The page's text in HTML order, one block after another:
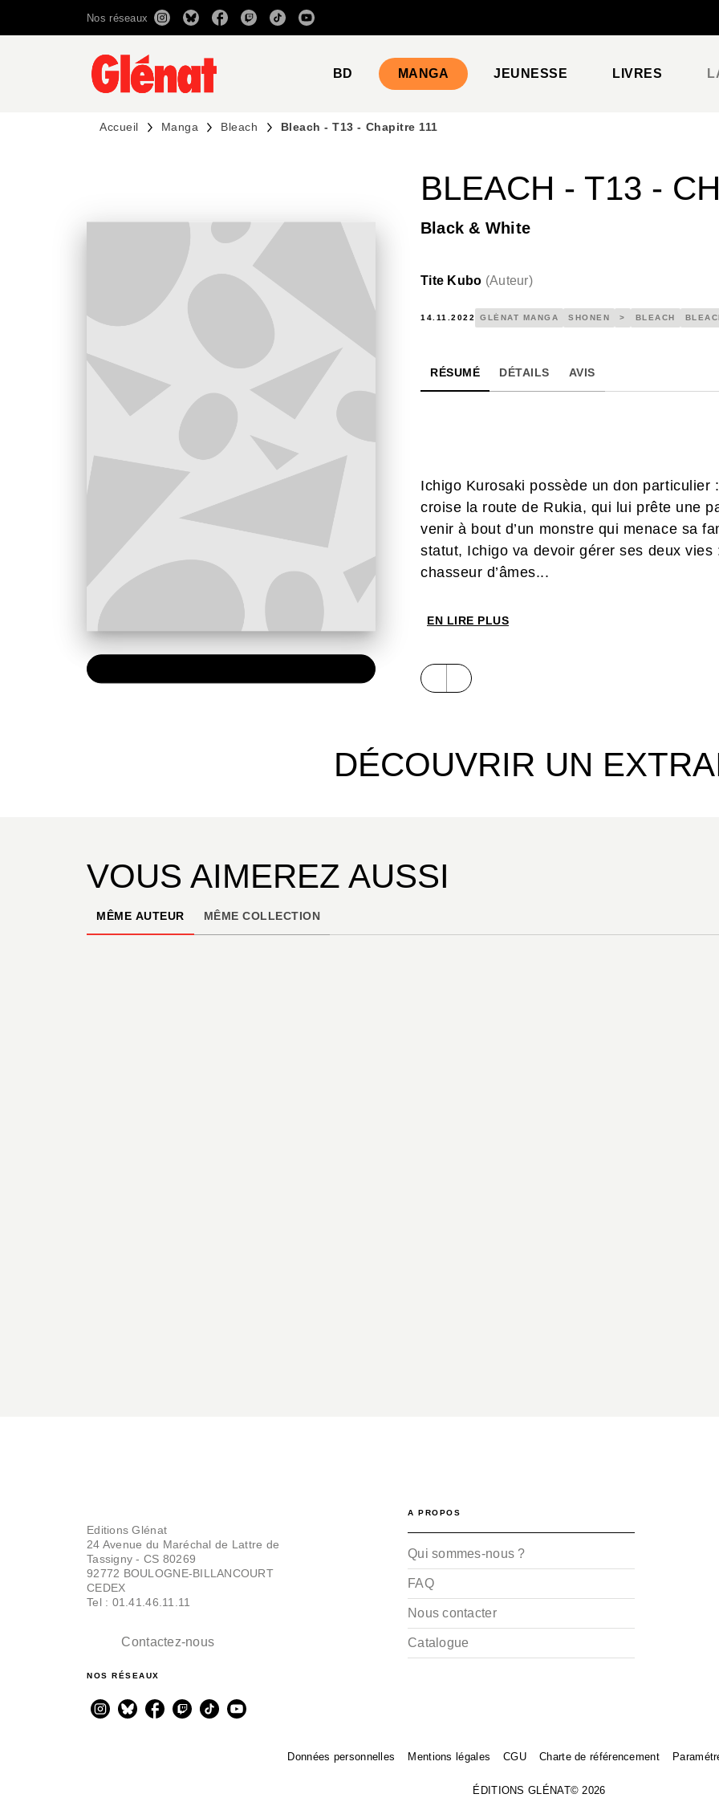
RECHERCHE CONTENU
Nos réseaux
BD MANGA JEUNESSE LIVRES
Accueil Manga Bleach Bleach - T13 - Chapitre 111
BLEACH - T13 -
Black & White
Tite Kubo (Auteur)
14.11.2022 GLÉNAT MANGA SHONEN > BLEACH
RÉSUMÉ DÉTAILS AVIS
Ichigo Kurosaki possède un don particulier
croise la route de Rukia, qui lui prête une
venir à bout d’un monstre qui menace sa
statut, Ichigo va devoir gérer ses deux
chasseur d’âmes...
EN LIRE PLUS
DÉCOUVRIR UN
VOUS AIMEREZ AUSSI
MÊME AUTEUR MÊME COLLECTION
Editions Glénat
24 Avenue du Maréchal de Lattre de
Tassigny - CS 80269
92772 BOULOGNE-BILLANCOURT
CEDEX
Tel : 01.41.46.11.11
Contactez-nous
NOS RÉSEAUX
A PROPOS
Qui sommes-nous ?
FAQ
Nous contacter
Catalogue
Données personnelles Mentions légales CGU Charte de référencement
ÉDITIONS GLÉNAT© 2026